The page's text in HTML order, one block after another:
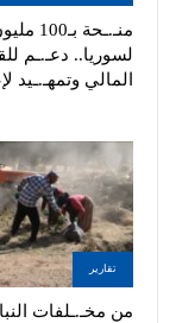
منـ.ـحة
لسوريا.. دعـ.ـم
المالي وتمهـ.ـيد
تقارير
من مخـ.ـلفات